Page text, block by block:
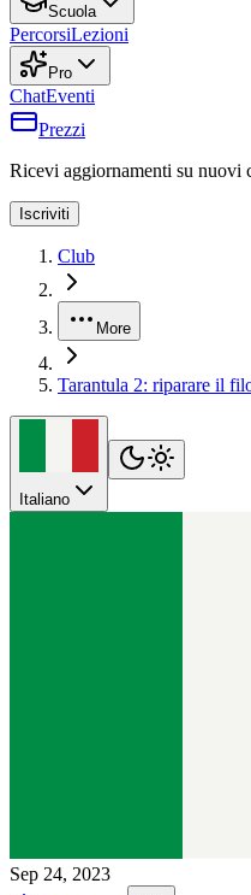
Scuola
PercorsiLezioni
Pro
ChatEventi
Prezzi
Ricevi aggiornamenti su nuovi
Iscriviti
Club
More
Tarantula 2: riparare il
Italiano
Sep 24, 2023